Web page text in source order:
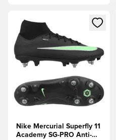
Åbner en Modal til at logge
Nike Mercurial Superfly 11
Academy SG-PRO Anti-